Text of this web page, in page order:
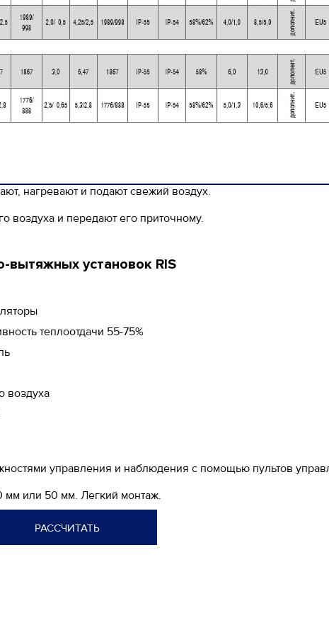
нагревают и подают свежий воздух.
воздуха и передают его приточному.
вытяжных установок RIS
теплоотдачи 55-75%
воздуха
управления и наблюдения с помощью пультов
мм или 50 мм. Легкий монтаж.
РАССЧИТАТЬ